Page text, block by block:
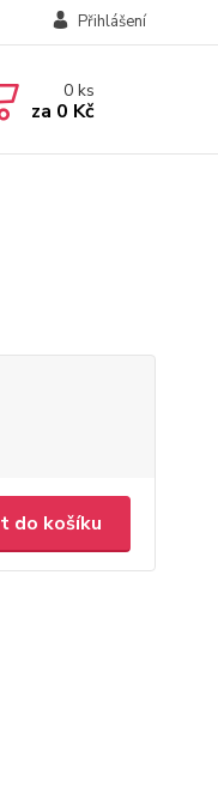
Přihlášení
0ks
za 0 Kč
do košíku